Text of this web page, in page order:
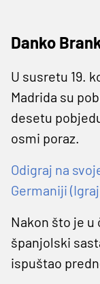
Danko
U susretu 19.
Madrida su
desetu
osmi poraz.
Odigraj na
Germaniji
Nakon što je
španjolski
ispuštao